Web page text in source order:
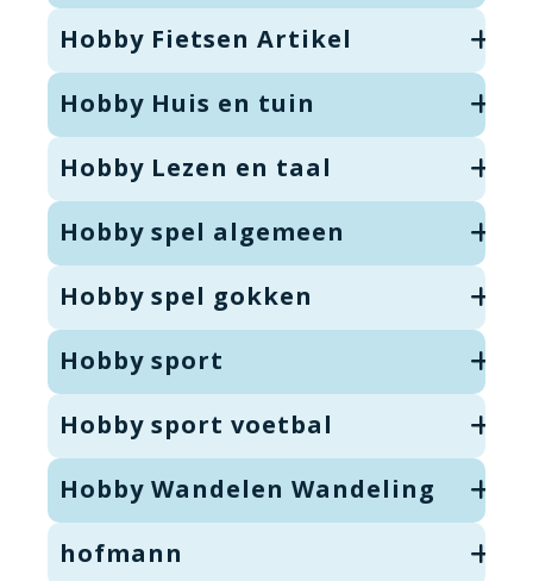
Hobby Fietsen Artikel
Hobby Huis en tuin
Hobby Lezen en taal
Hobby spel algemeen
Hobby spel gokken
Hobby sport
Hobby sport voetbal
Hobby Wandelen Wandeling
hofmann